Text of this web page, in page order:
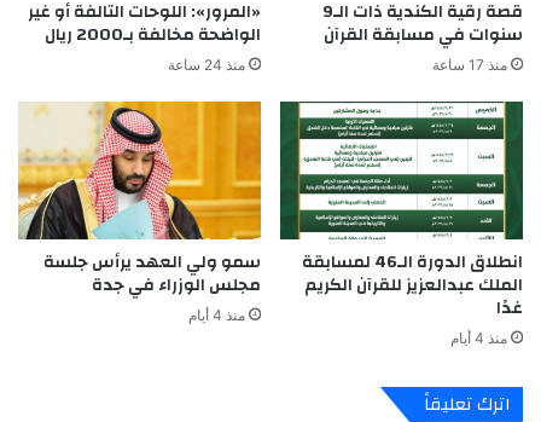
قصة رقية الكندية ذات الـ9
سنوات في مسابقة القرآن
منذ 17 ساعة
«المرور»: اللوحات التالفة أو غير
الواضحة مخالفة بـ2000 ريال
منذ 24 ساعة
انطلاق الدورة الـ46 لمسابقة
الملك عبدالعزيز للقرآن الكريم
غدًا
منذ 4 أيام
سمو ولي العهد يرأس جلسة
مجلس الوزراء في جدة
منذ 4 أيام
اترك تعليقاً